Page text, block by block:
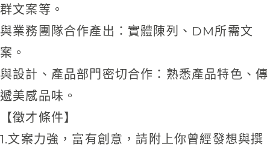
群文案等。
與業務團隊合作產出：實體陳列、DM所需文
案。
與設計、產品部門密切合作：熟悉產品特色、傳
遞美感品味。
【徵才條件】
1.文案力強，富有創意，請附上你曾經發想與撰